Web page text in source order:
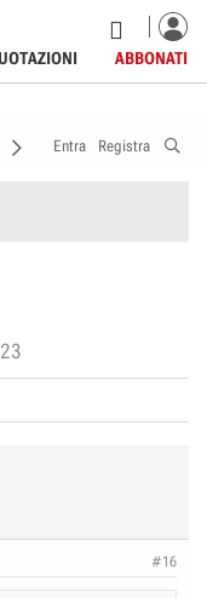
ABBONATI
MEMBRI
Entra Registra
#16